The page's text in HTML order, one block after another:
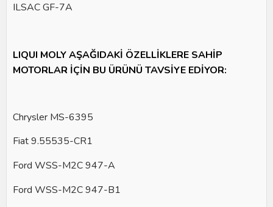
ILSAC GF-7A
LIQUI MOLY AŞAĞIDAKİ ÖZELLİKLERE SAHİP
MOTORLAR İÇİN BU ÜRÜNÜ TAVSİYE EDİYOR:
Chrysler MS-6395
Fiat 9.55535-CR1
Ford WSS-M2C 947-A
Ford WSS-M2C 947-B1